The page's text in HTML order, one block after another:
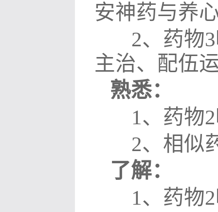
安神药与养
2、药物3
主治、配伍
熟悉：
1、 药物2
2、 相似
了解：
1、药物2